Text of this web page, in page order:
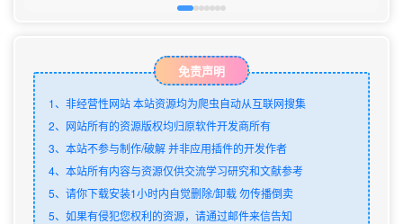
免责声明
1、非经营性网站 本站资源均为爬虫自动从互联网搜集
2、网站所有的资源版权均归原软件开发商所有
3、本站不参与制作/破解 并非应用插件的开发作者
4、本站所有内容与资源仅供交流学习研究和文献参考
5、请你下载安装1小时内自觉删除/卸载 勿传播倒卖
5、如果有侵犯您权利的资源，请通过邮件来信告知